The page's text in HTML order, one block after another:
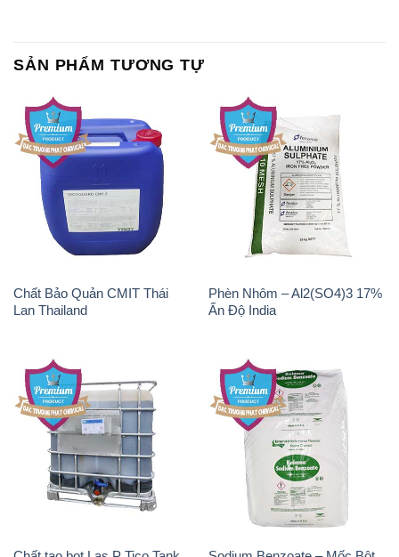
Chất Bảo Quản CMIT Thái
Lan Thailand
Phèn Nhôm – Al2(SO4)3 17%
Ấn Độ India
Chất tạo bọt Las P Tico Tank
IBC Bồn Việt Nam
Sodium Benzoate – Mốc Bột
Kalama Food Grade Mỹ Usa